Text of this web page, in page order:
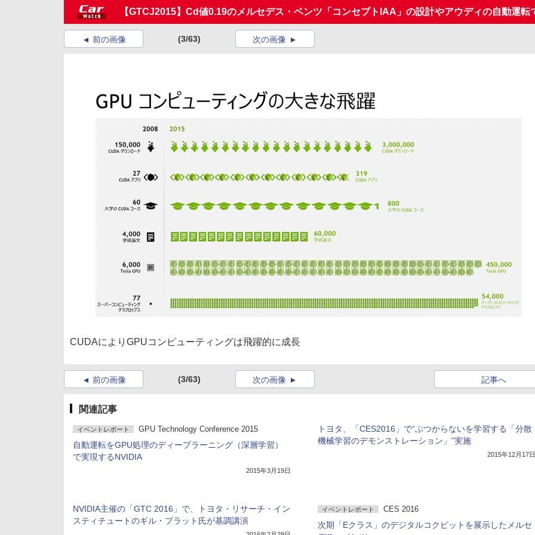
【GTCJ2015】Cd値0.19のメルセデス・ベンツ「コンセプトIAA」の設計やアウディの自動運
前の画像 (3/63) 次の画像
CUDAによりGPUコンピューティングは飛躍的に成長
前の画像 (3/63) 記事へ
次の画像
関連記事
イベントレポート GPU Technology Conference 2015
自動運転をGPU処理のディープラーニング（深層学習）
で実現するNVIDIA
2015年3月19日
トヨタ、「CES2016」で“ぶつからないを学習する「分散
機械学習のデモンストレーション」”実施
2015年12月17日
NVIDIA主催の「GTC 2016」で、トヨタ・リサーチ・イン
スティチュートのギル・プラット氏が基調講演
イベントレポート CES 2016
次期「Eクラス」のデジタルコクピットを展示したメルセ